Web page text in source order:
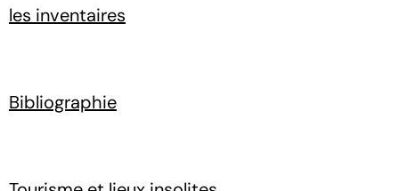
les inventaires
Bibliographie